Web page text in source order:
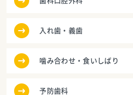
入れ歯・義歯
噛み合わせ・食いしばり
予防歯科